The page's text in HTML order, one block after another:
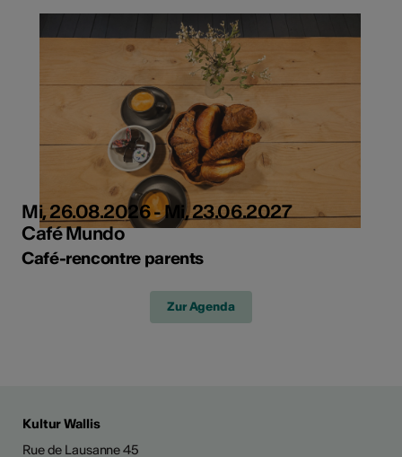
Mi, 26.08.2026 - Mi, 23.06.2027
Café Mundo
Café-rencontre parents
Zur Agenda
Kultur Wallis
Rue de Lausanne 45